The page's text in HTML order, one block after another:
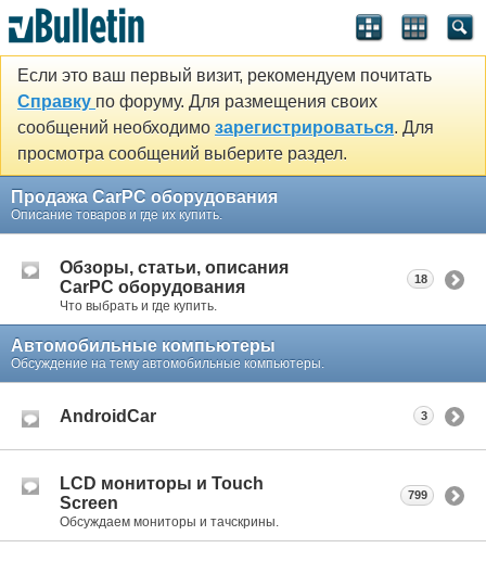
Если это ваш первый визит, рекомендуем почитать
Справку по форуму. Для размещения своих
сообщений необходимо зарегистрироваться. Для
просмотра сообщений выберите раздел.
Продажа CarPC оборудования
Описание товаров и где их купить.
Обзоры, статьи, описания
CarPC оборудования
Что выбрать и где купить.
18
Автомобильные компьютеры
Обсуждение на тему автомобильные компьютеры.
AndroidCar 3
LCD мониторы и Touch
Screen
Обсуждаем мониторы и тачскрины.
799